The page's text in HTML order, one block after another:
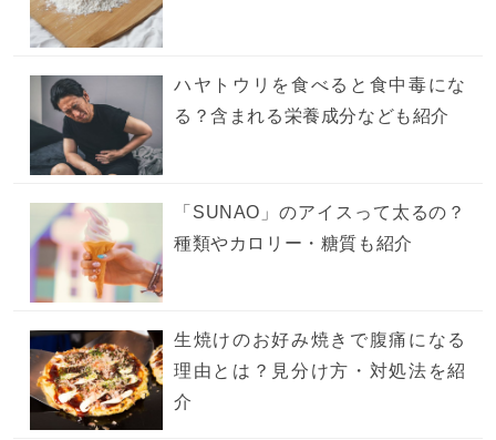
ハヤトウリを食べると食中毒にな
る？含まれる栄養成分なども紹介
「SUNAO」のアイスって太るの？
種類やカロリー・糖質も紹介
生焼けのお好み焼きで腹痛になる
理由とは？見分け方・対処法を紹
介